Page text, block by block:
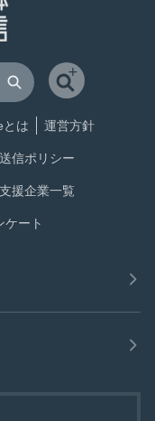
とは 運営方針
信ポリシー
援企業一覧
ケート